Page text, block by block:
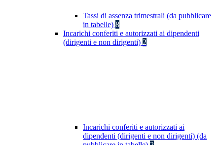
Tassi di assenza trimestrali (da pubblicare
in tabelle) 8
Incarichi conferiti e autorizzati ai dipendenti
(dirigenti e non dirigenti) 2
Incarichi conferiti e autorizzati ai
dipendenti (dirigenti e non dirigenti) (da